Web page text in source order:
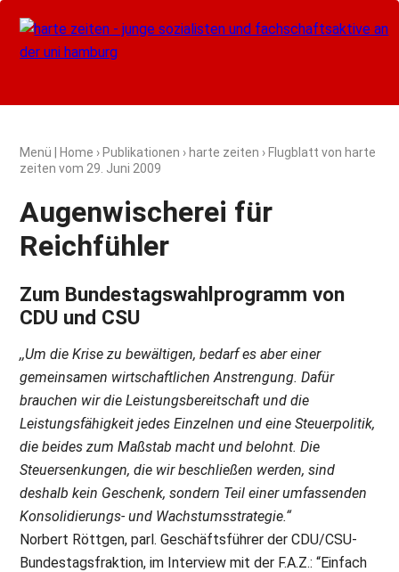
Menü Home › Publikationen › harte zeiten › Flugblatt von harte
zeiten vom 29. Juni 2009
Augenwischerei für
Reichfühler
Zum Bundestagswahlprogramm von
CDU und CSU
,,Um die Krise zu bewältigen, bedarf es aber einer
gemeinsamen wirtschaftlichen Anstrengung. Dafür
brauchen wir die Leistungsbereitschaft und die
Leistungsfähigkeit jedes Einzelnen und eine Steuerpolitik,
die beides zum Maßstab macht und belohnt. Die
Steuersenkungen, die wir beschließen werden, sind
deshalb kein Geschenk, sondern Teil einer umfassenden
Konsolidierungs- und Wachstumsstrategie.“
Norbert Röttgen, parl. Geschäftsführer der CDU/CSU-
Bundestagsfraktion, im Interview mit der F.A.Z.: “Einfach